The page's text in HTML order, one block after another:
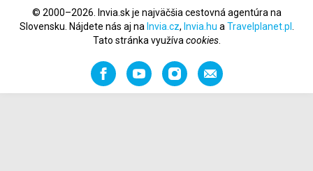
© 2000–2026. Invia.sk je najväčšia cestovná agentúra na
Slovensku. Nájdete nás aj na Invia.cz, Invia.hu a Travelplanet.pl
Tato stránka využíva cookies.
FacebookYouTubeInstagramOdporučiť